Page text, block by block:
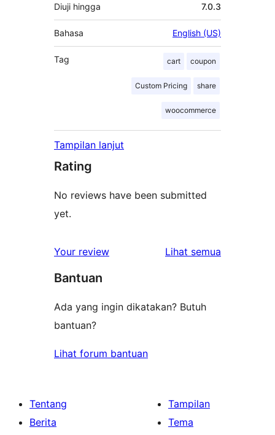
Diuji hingga 7.0.3
Bahasa English (US)
Tag cart coupon
Custom Pricing share
woocommerce
Tampilan lanjut
Rating
No reviews have been submitted
yet.
Your review Lihat semua
Bantuan
Ada yang ingin dikatakan? Butuh
bantuan?
Lihat forum bantuan
Tentang
Berita
Tampilan
Tema